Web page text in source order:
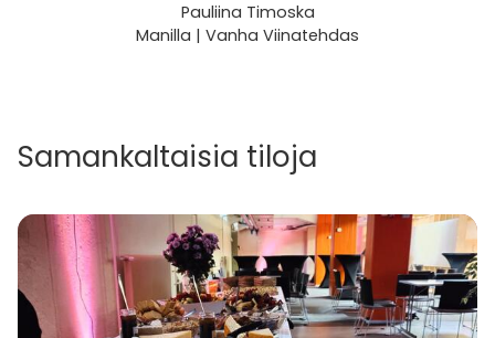
Pauliina Timoska
Manilla | Vanha Viinatehdas
Samankaltaisia tiloja